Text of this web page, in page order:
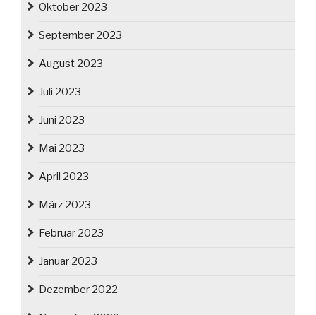
Oktober 2023
September 2023
August 2023
Juli 2023
Juni 2023
Mai 2023
April 2023
März 2023
Februar 2023
Januar 2023
Dezember 2022